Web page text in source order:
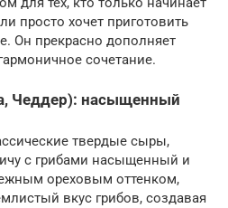
просто хочет приготовить
Он прекрасно дополняет
сочетание.
Чеддер): насыщенный
твердые сыры,
с грибами насыщенный и
ореховым оттенком,
вкус грибов, создавая